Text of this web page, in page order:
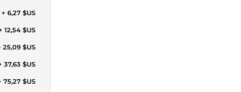
+ 6,27 $US
12,54 $US
25,09 $US
37,63 $US
75,27 $US